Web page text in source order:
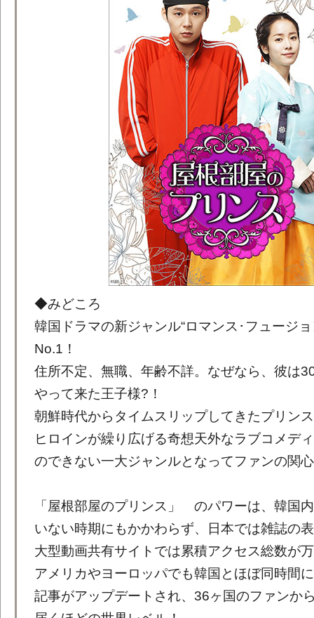
◆みどころ
韓国ドラマの新ジャンル“ロマンス･フュージ
No.1！
住所不定、無職、年齢不詳。なぜなら、彼は
やって来た王子様?！
朝鮮時代からタイムスリップしてきたプリン
ヒロインが繰り広げる奇想天外なラブコメデ
のできない一大ジャンルとなってファンの関
「屋根部屋のプリンス」 のパワーは、韓国
いない時期にもかかわらず、日本では雑誌の
大型動画共有サイトでは累積アクセス総数が
アメリカやヨーロッパでも韓国とほぼ同時間
記事がアップデートされ、36ヶ国のファンか